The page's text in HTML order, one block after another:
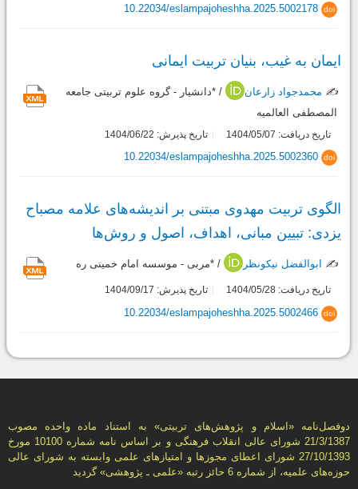
doi
10.22034/eslampajoheshha.2025.5002178
ایمان به غیب، بنیان تربیت ایمانی
✍️ محمدجواد زارعان
/ *دانشیار - گروه علوم تربیتی جامعه
المصطفی العالمیه
تاریخ دریافت: 1404/05/07 تاریخ پذیرش: 1404/06/22
doi
10.22034/eslampajoheshha.2025.5002360
الگوی تربیت مهدوی مبتنی بر اندیشه‌‌های علامه مصباح
یزدی: تبیین مبانی، اهداف، اصول و روش‌ها
✍️ ابوالفضل نیکونظر / *مربی - موسسه امام خمینی ره
تاریخ دریافت: 1404/05/28 تاریخ پذیرش: 1404/09/17
doi
10.22034/eslampajoheshha.2025.5002466
دوفصل‌نامه «اسلام و پژوهش‌های تربيتی» به استناد ماده واحده مصوب
21/3/1387 شورای عالی انقلاب فرهنگی و بر اساس نامه شماره 10100 مورخ
27/10/1393 شورای اعطای مجوزها و امتيازهای علمی وابسته به شورای عالی
حوزه‌های علميه، از شماره 6 حائز رتبه «علمی ـ پژوهشی» گرديد